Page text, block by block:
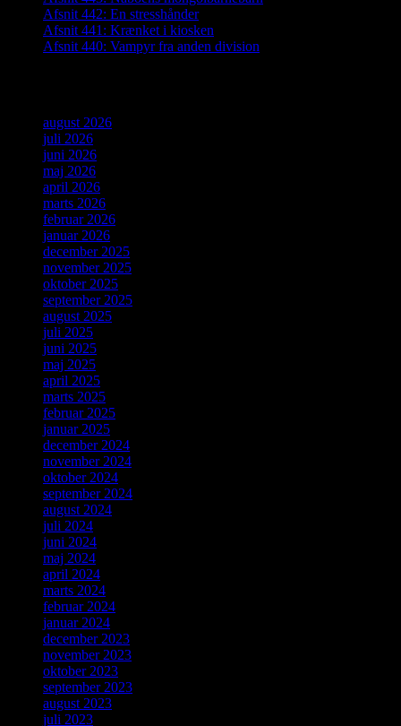
Afsnit 442: En stresshånder
Afsnit 441: Krænket i kiosken
Afsnit 440: Vampyr fra anden division
august 2026
juli 2026
juni 2026
maj 2026
april 2026
marts 2026
februar 2026
januar 2026
december 2025
november 2025
oktober 2025
september 2025
august 2025
juli 2025
juni 2025
maj 2025
april 2025
marts 2025
februar 2025
januar 2025
december 2024
november 2024
oktober 2024
september 2024
august 2024
juli 2024
juni 2024
maj 2024
april 2024
marts 2024
februar 2024
januar 2024
december 2023
november 2023
oktober 2023
september 2023
august 2023
juli 2023